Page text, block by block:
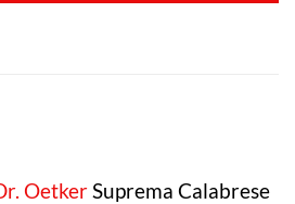
Oetker Suprema Calabrese